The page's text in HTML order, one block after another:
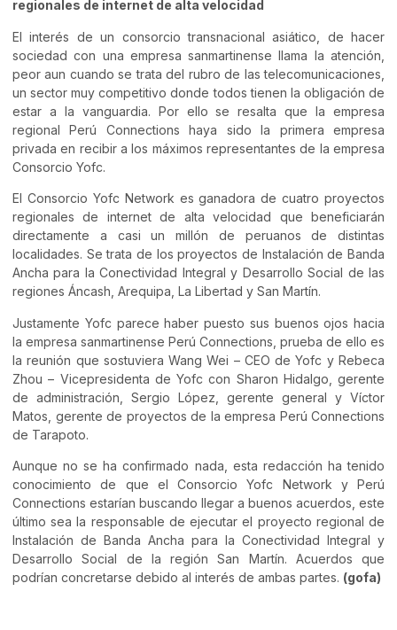
regionales de internet de alta velocidad
El interés de un consorcio transnacional asiático, de hacer
sociedad con una empresa sanmartinense llama la atención,
peor aun cuando se trata del rubro de las telecomunicaciones,
un sector muy competitivo donde todos tienen la obligación de
estar a la vanguardia. Por ello se resalta que la empresa
regional Perú Connections haya sido la primera empresa
privada en recibir a los máximos representantes de la empresa
Consorcio Yofc.
El Consorcio Yofc Network es ganadora de cuatro proyectos
regionales de internet de alta velocidad que beneficiarán
directamente a casi un millón de peruanos de distintas
localidades. Se trata de los proyectos de Instalación de Banda
Ancha para la Conectividad Integral y Desarrollo Social de las
regiones Áncash, Arequipa, La Libertad y San Martín.
Justamente Yofc parece haber puesto sus buenos ojos hacia
la empresa sanmartinense Perú Connections, prueba de ello es
la reunión que sostuviera Wang Wei – CEO de Yofc y Rebeca
Zhou – Vicepresidenta de Yofc con Sharon Hidalgo, gerente
de administración, Sergio López, gerente general y Víctor
Matos, gerente de proyectos de la empresa Perú Connections
de Tarapoto.
Aunque no se ha confirmado nada, esta redacción ha tenido
conocimiento de que el Consorcio Yofc Network y Perú
Connections estarían buscando llegar a buenos acuerdos, este
último sea la responsable de ejecutar el proyecto regional de
Instalación de Banda Ancha para la Conectividad Integral y
Desarrollo Social de la región San Martín. Acuerdos que
podrían concretarse debido al interés de ambas partes. (gofa)